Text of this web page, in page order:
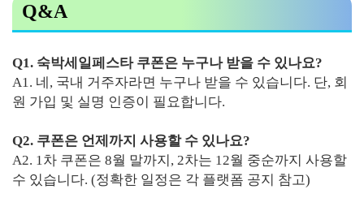
Q&A
Q1. 숙박세일페스타 쿠폰은 누구나 받을 수 있나요?
A1. 네, 국내 거주자라면 누구나 받을 수 있습니다. 단, 회
원 가입 및 실명 인증이 필요합니다.
Q2. 쿠폰은 언제까지 사용할 수 있나요?
A2. 1차 쿠폰은 8월 말까지, 2차는 12월 중순까지 사용할
수 있습니다. (정확한 일정은 각 플랫폼 공지 참고)